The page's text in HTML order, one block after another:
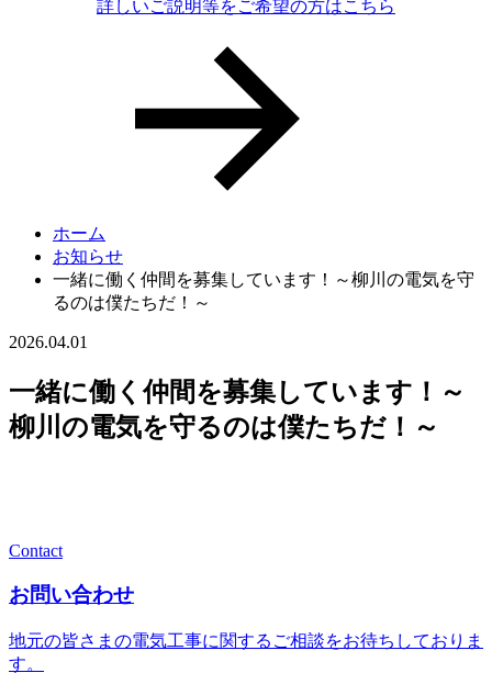
詳しいご説明等をご希望の方はこちら
ホーム
お知らせ
一緒に働く仲間を募集しています！～柳川の電気を守
るのは僕たちだ！～
2026.04.01
一緒に働く仲間を募集しています！～
柳川の電気を守るのは僕たちだ！～
Contact
お問い合わせ
地元の皆さまの電気工事に関するご相談をお待ちしておりま
す。